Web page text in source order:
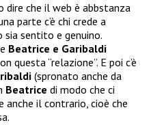
dire che il web è abbstanza
parte c’è chi crede a
sentito e genuino.
Beatrice e Garibaldi
“relazione”. E poi c’è
(spronato anche da
Beatrice di modo che ci
anche il contrario, cioè che